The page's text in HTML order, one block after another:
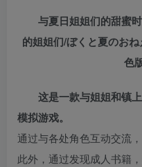
与夏日姐姐们的甜蜜
的姐姐们/ぼくと夏のお
色
这是一款与姐姐和镇
模拟游戏。
通过与各处角色互动交流
此外，通过发现成人书籍